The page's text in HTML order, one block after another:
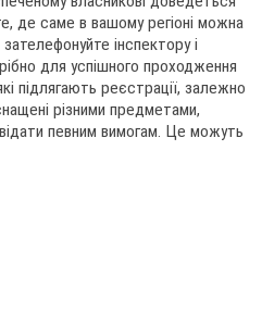
де саме в вашому регіоні можна
інспектору і
для успішного проходження
підлягають реєстрації, залежно
різними предметами,
певним вимогам. Це можуть